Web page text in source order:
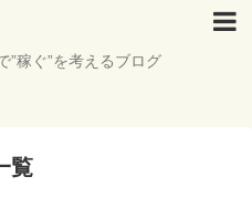
”稼ぐ”を考えるブログ
覧